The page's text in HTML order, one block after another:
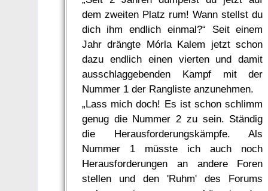
dem zweiten Platz rum! Wann stellst du
dich ihm endlich einmal?“ Seit einem
Jahr drängte Mórla Kalem jetzt schon
dazu endlich einen vierten und damit
ausschlaggebenden Kampf mit der
Nummer 1 der Rangliste anzunehmen.
„Lass mich doch! Es ist schon schlimm
genug die Nummer 2 zu sein. Ständig
die Herausforderungskämpfe. Als
Nummer 1 müsste ich auch noch
Herausforderungen an andere Foren
stellen und den 'Ruhm' des Forums